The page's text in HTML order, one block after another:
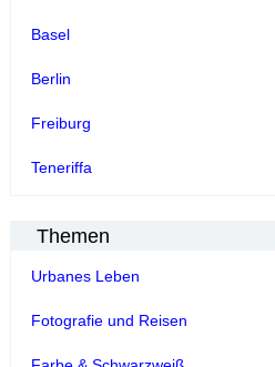
Basel
Berlin
Freiburg
Teneriffa
Themen
Urbanes Leben
Fotografie und Reisen